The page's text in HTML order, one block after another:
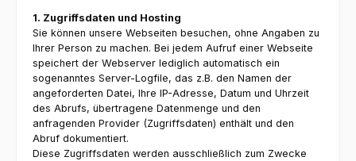
1. Zugriffsdaten und Hosting
Sie können unsere Webseiten besuchen, ohne Angaben zu
Ihrer Person zu machen. Bei jedem Aufruf einer Webseite
speichert der Webserver lediglich automatisch ein
sogenanntes Server-Logfile, das z.B. den Namen der
angeforderten Datei, Ihre IP-Adresse, Datum und Uhrzeit
des Abrufs, übertragene Datenmenge und den
anfragenden Provider (Zugriffsdaten) enthält und den
Abruf dokumentiert.
Diese Zugriffsdaten werden ausschließlich zum Zwecke